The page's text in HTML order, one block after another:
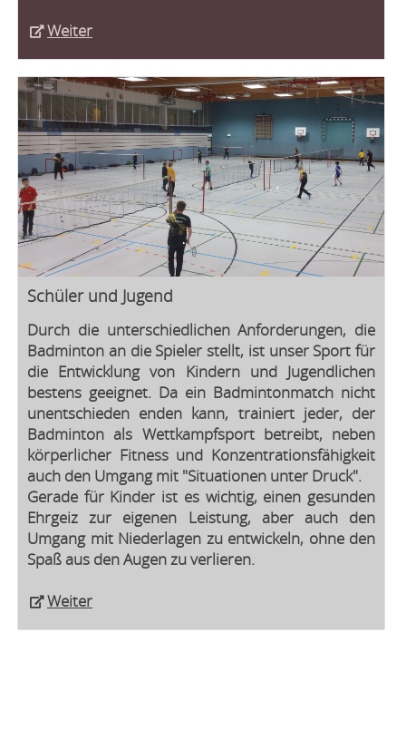
Weiter
Schüler und Jugend
Durch die unterschiedlichen Anforderungen, die
Badminton an die Spieler stellt, ist unser Sport für
die Entwicklung von Kindern und Jugendlichen
bestens geeignet. Da ein Badmintonmatch nicht
unentschieden enden kann, trainiert jeder, der
Badminton als Wettkampfsport betreibt, neben
körperlicher Fitness und Konzentrationsfähigkeit
auch den Umgang mit "Situationen unter Druck".
Gerade für Kinder ist es wichtig, einen gesunden
Ehrgeiz zur eigenen Leistung, aber auch den
Umgang mit Niederlagen zu entwickeln, ohne den
Spaß aus den Augen zu verlieren.
Weiter